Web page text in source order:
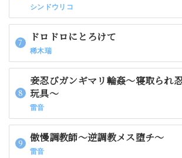
シンドウリコ
ドロドロにとろけて
稀木瑞
妾忍びガンギマリ輪姦～寝取られ
玩具～
雷音
傲慢調教師～逆調教メス堕チ～
雷音